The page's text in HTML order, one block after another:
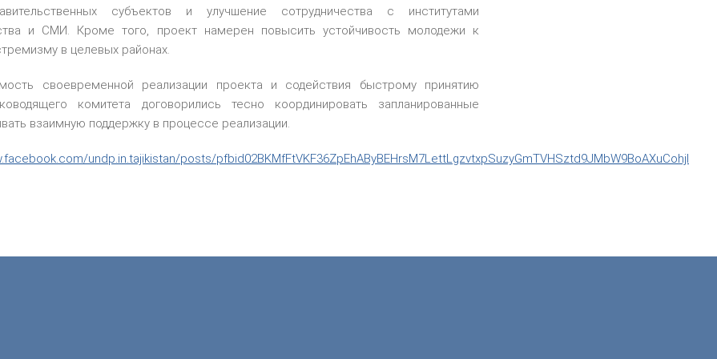
субъектов и улучшение сотрудничества с институтами
и СМИ. Кроме того, проект намерен повысить устойчивость молодежи к
в целевых районах.
своевременной реализации проекта и содействия быстрому принятию
комитета договорились тесно координировать запланированные
взаимную поддержку в процессе реализации.
undp.in.tajikistan/posts/pfbid02BKMfFtVKF36ZpEhAByBEHrsM7LettLgzvtxpSuzyGmTVHSztd9JMbW9BoAXuCohjl